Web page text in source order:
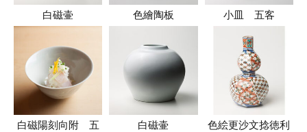
白磁壷 色繪陶板 小皿 五客
白磁陽刻向附 五
白磁壷 色絵更沙文捻徳利